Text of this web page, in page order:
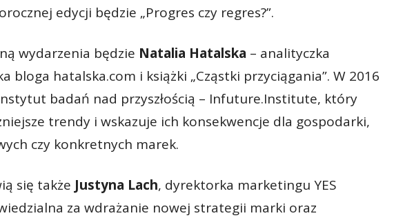
edycji będzie „Progres czy regres?”.
wydarzenia będzie Natalia Hatalska – analityczka
bloga hatalska.com i książki „Cząstki przyciągania”. W 2016
badań nad przyszłością – Infuture.Institute, który
trendy i wskazuje ich konsekwencje dla gospodarki,
czy konkretnych marek.
się także Justyna Lach, dyrektorka marketingu YES
za wdrażanie nowej strategii marki oraz